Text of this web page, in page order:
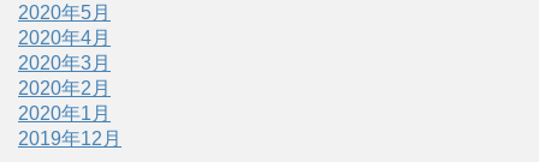
2020年5月
2020年4月
2020年3月
2020年2月
2020年1月
2019年12月